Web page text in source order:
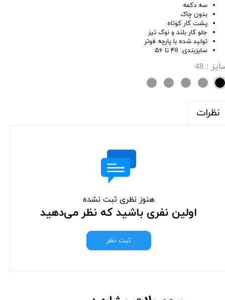
سه دکمه
بدون چاک
پشت کار کوتاه
جلو کار بلند و نوک تیز
تولید شده با پارچه فوتر
سایزبندی: ۴8 تا ۵۶
: 48
نظرات
هنوز نظری ثبت نشده
اولین نفری باشید که نظر می‌دهید
ثبت نظر